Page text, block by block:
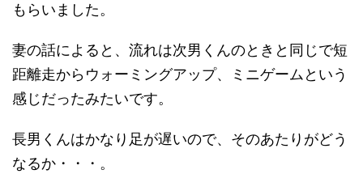
もらいました。
妻の話によると、流れは次男くんのときと同じで短
距離走からウォーミングアップ、ミニゲームという
感じだったみたいです。
長男くんはかなり足が遅いので、そのあたりがどう
なるか・・・。